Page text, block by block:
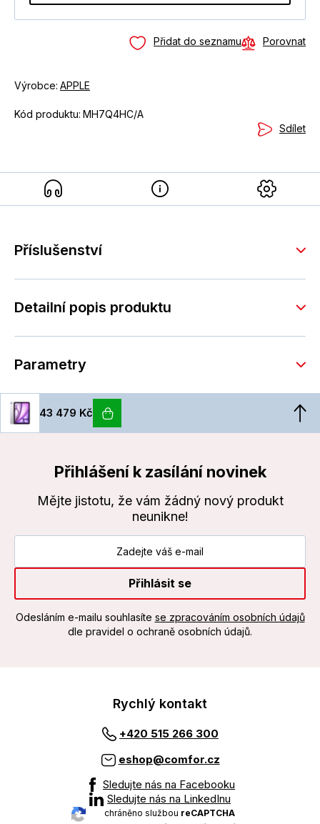
Přidat do seznamu Porovnat
Výrobce: APPLE
Kód produktu: MH7Q4HC/A
Sdílet
Příslušenství
Detailní popis produktu
Parametry
43 479 Kč
Přihlášení k zasílání novinek
Mějte jistotu, že vám žádný nový produkt
neunikne!
Přihlásit se
Odesláním e-mailu souhlasíte se zpracováním osobních údajů
dle pravidel o ochraně osobních údajů.
Rychlý kontakt
+420 515 266 300
eshop@comfor.cz
Sledujte nás na Facebooku
Sledujte nás na LinkedInu
chráněno službou reCAPTCHA